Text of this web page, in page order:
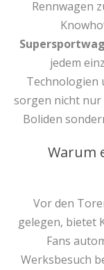
Rennwagen
jedem
Technologien
sorgen nicht
Boliden
Warum
Vor den
gelegen, bietet
Fans
Werksbesuch